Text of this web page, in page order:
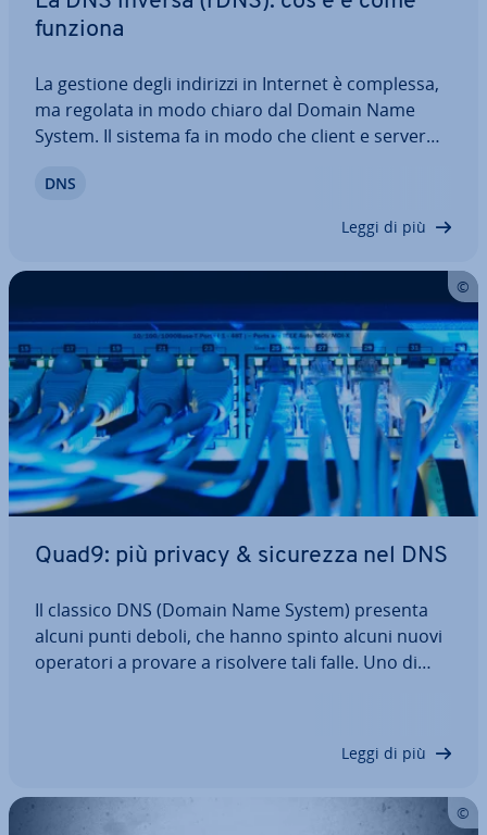
funziona
La gestione degli indirizzi in Internet è complessa,
ma regolata in modo chiaro dal Domain Name
System. Il sistema fa in modo che client e server
Inoltre consente di ef­fet­tua­re controlli DNS inversi
DNS
Leggi di più
Quad9: più privacy & sicurezza nel DNS
Il classico DNS (Domain Name System) presenta
alcuni punti deboli, che hanno spinto alcuni nuovi
operatori a provare a risolvere tali falle. Uno di
Leggi di più